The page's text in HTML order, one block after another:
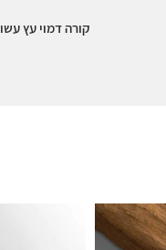
קורה דמוי עץ עשויה